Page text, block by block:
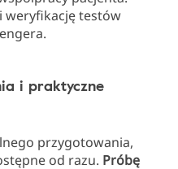
weryfikację testów
i praktyczne
przygotowania,
od razu. Próbę